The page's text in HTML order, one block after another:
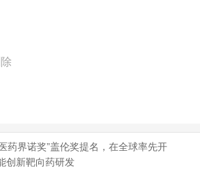
药界诺奖”盖伦奖提名，在全球率先开
创新靶向药研发